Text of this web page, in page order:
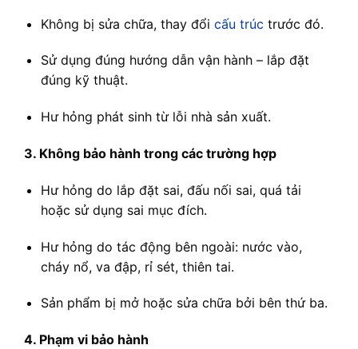
Không bị sửa chữa, thay đổi cấu trúc trước đó.
Sử dụng đúng hướng dẫn vận hành – lắp đặt
đúng kỹ thuật.
Hư hỏng phát sinh từ lỗi nhà sản xuất.
3. Không bảo hành trong các trường hợp
Hư hỏng do lắp đặt sai, đấu nối sai, quá tải
hoặc sử dụng sai mục đích.
Hư hỏng do tác động bên ngoài: nước vào,
cháy nổ, va đập, rỉ sét, thiên tai.
Sản phẩm bị mở hoặc sửa chữa bởi bên thứ ba.
4. Phạm vi bảo hành